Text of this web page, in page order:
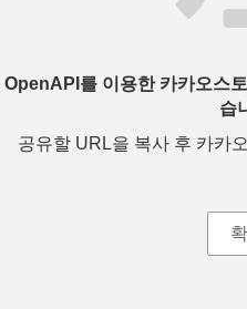
OpenAPI를 이용한 카카오스
습
공유할 URL을 복사 후 카카